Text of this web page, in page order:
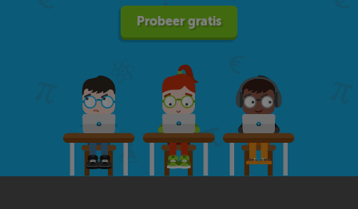
Probeer gratis